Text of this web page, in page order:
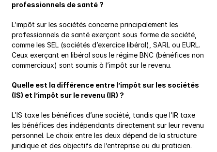
professionnels de santé ?
L’impôt sur les sociétés concerne principalement les
professionnels de santé exerçant sous forme de société,
comme les SEL (sociétés d’exercice libéral), SARL ou EURL.
Ceux exerçant en libéral sous le régime BNC (bénéfices non
commerciaux) sont soumis à l’impôt sur le revenu.
Quelle est la différence entre l’impôt sur les sociétés
(IS) et l’impôt sur le revenu (IR) ?
L’IS taxe les bénéfices d’une société, tandis que l’IR taxe
les bénéfices des indépendants directement sur leur revenu
personnel. Le choix entre les deux dépend de la structure
juridique et des objectifs de l’entreprise ou du praticien.